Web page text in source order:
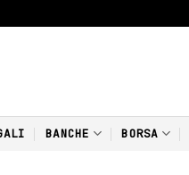
BANCHE BORSA